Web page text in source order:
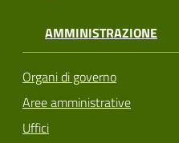
AMMINISTRAZIONE
Organi di governo
Aree amministrative
Uffici